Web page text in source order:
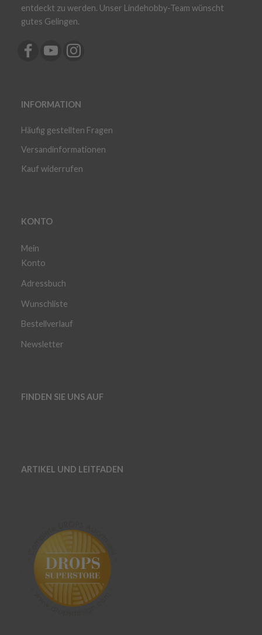
entdeckt zu werden. Unser Lindehobby-Team wünscht
gutes Gelingen.
INFORMATION
Häufig gestellten Fragen
Versandinformationen
Kauf widerrufen
KONTO
Mein
Konto
Adressbuch
Wunschliste
Bestellverlauf
Newsletter
FINDEN SIE UNS AUF
ARTIKEL UND LEITFADEN